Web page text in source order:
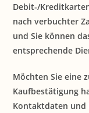
Debit-/
nach verbuchter
und Sie können
entsprechende
Möchten Sie eine
Kaufbestätigung
Kontaktdaten und